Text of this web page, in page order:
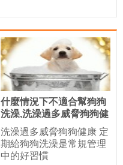
什麼情況下不適合幫狗狗
洗澡,洗澡過多威脅狗狗健
康
洗澡過多威脅狗狗健康 定
期給狗狗洗澡是常規管理
中的好習慣